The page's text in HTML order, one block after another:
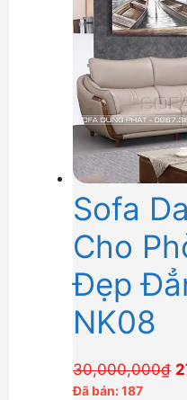
Sofa
Cho
Đẹp
NK08
30,000,000₫
Đã bán: 187